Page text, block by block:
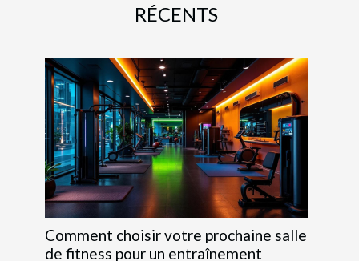
RÉCENTS
Comment choisir votre prochaine salle
de fitness pour un entraînement